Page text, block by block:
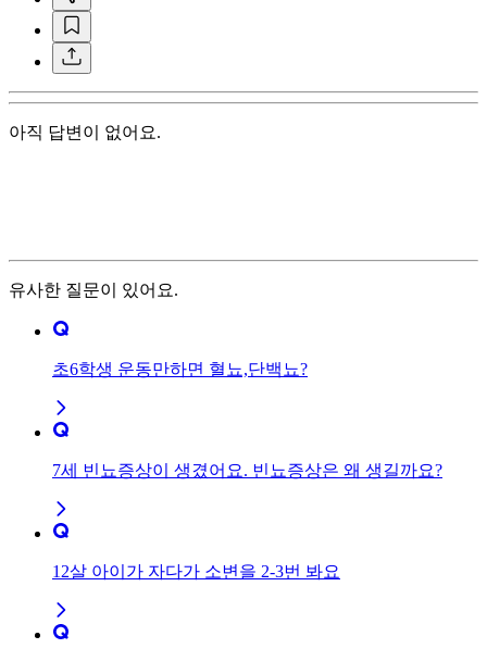
아직 답변이 없어요.
유사한 질문이 있어요.
초6학생 운동만하면 혈뇨,단백뇨?
7세 빈뇨증상이 생겼어요. 빈뇨증상은 왜 생길까요?
12살 아이가 자다가 소변을 2-3번 봐요